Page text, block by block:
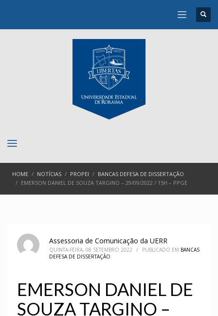
HOME NOTÍCIAS PROPEI
BANCAS DEFESA DE DISSERTAÇÃO
EMERSON DANIEL DE SOUZA TARGINO – 29/09/2022 / 15H – PPGE
Assessoria de Comunicação da UERR
QUINTA-FEIRA, 08 SETEMBRO 2022 / PUBLICADO EM BANCAS
DEFESA DE DISSERTAÇÃO
EMERSON DANIEL DE
SOUZA TARGINO –